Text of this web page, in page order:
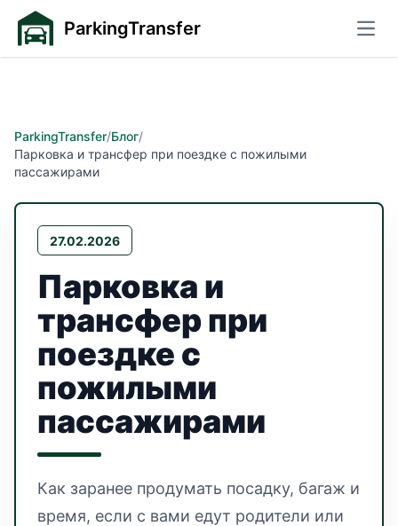
ParkingTransfer
ParkingTransfer/Блог/
Парковка и трансфер при поездке с пожилыми
пассажирами
27.02.2026
Парковка и
трансфер при
поездке с
пожилыми
пассажирами
Как заранее продумать посадку, багаж и
время, если с вами едут родители или